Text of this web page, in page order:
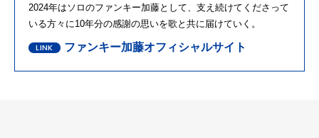
2024年はソロのファンキー加藤として、支え続けてくださって
いる方々に10年分の感謝の思いを歌と共に届けていく。
ファンキー加藤オフィシャルサイト